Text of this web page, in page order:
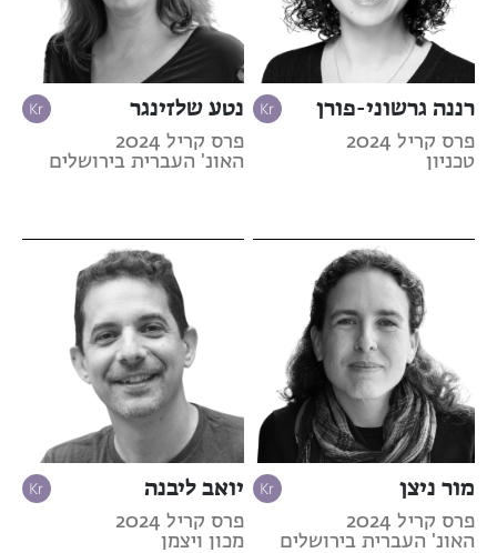
רננה גרשוני-פורן
פרס קריל 2024
טכניון
נטע שלזינגר
פרס קריל 2024
האונ' העברית בירושלים
מור ניצן
פרס קריל 2024
האונ' העברית בירושלים
יואב ליבנה
פרס קריל 2024
מכון ויצמן